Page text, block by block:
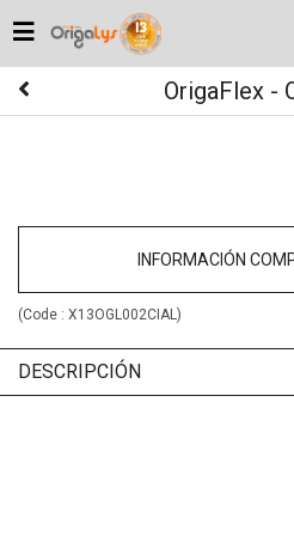
OrigaFlex -
INFORMACIÓN
(Code : X13OGL002CIAL)
DESCRIPCIÓN